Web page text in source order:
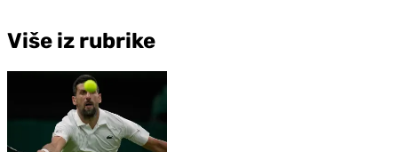
Više iz rubrike